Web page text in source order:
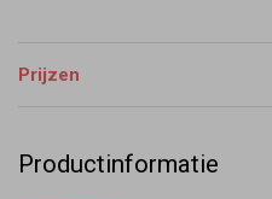
Prijzen
Productinformatie